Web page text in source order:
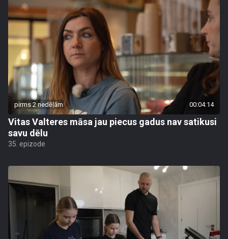
pirms 2 nedēļām 00:04:14
Vitas Valteres māsa jau piecus gadus nav satikusi
savu dēlu
35. epizode